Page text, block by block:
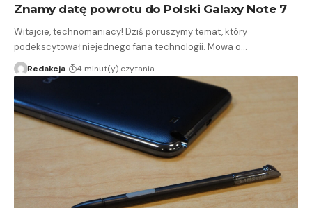
Znamy datę powrotu do Polski Galaxy Note 7
Witajcie, technomaniacy! Dziś poruszymy temat, który
podekscytował niejednego fana technologii. Mowa o…
Redakcja 4 minut(y) czytania